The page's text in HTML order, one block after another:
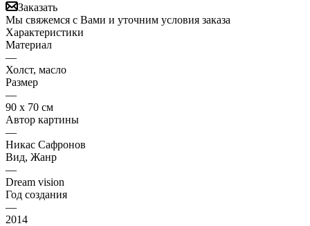
Заказать
Мы свяжемся с Вами и уточним условия заказа
Характеристики
Материал
—
Холст, масло
Размер
—
90 х 70 см
Автор картины
—
Никас Сафронов
Вид, Жанр
—
Dream vision
Год создания
—
2014